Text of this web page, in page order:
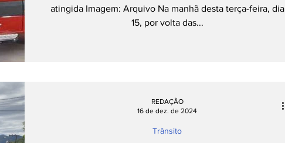
atingida Imagem: Arquivo Na manhã desta terça-feira, dia
15, por volta das...
Trânsito
REDAÇÃO
16 de dez. de 2024